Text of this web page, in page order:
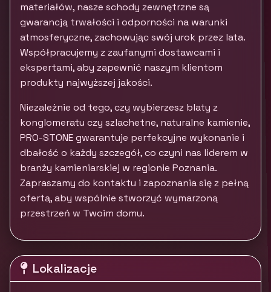
materiałów, nasze schody zewnętrzne są
gwarancją trwałości i odporności na warunki
atmosferyczne, zachowując swój urok przez lata.
Współpracujemy z zaufanymi dostawcami i
ekspertami, aby zapewnić naszym klientom
produkty najwyższej jakości.
Niezależnie od tego, czy wybierzesz blaty z
konglomeratu czy szlachetne, naturalne kamienie,
PRO-STONE gwarantuje perfekcyjne wykonanie i
dbałość o każdy szczegół, co czyni nas liderem w
branży kamieniarskiej w regionie Poznania.
Zapraszamy do kontaktu i zapoznania się z pełną
ofertą, aby wspólnie stworzyć wymarzoną
przestrzeń w Twoim domu.
Lokalizacje